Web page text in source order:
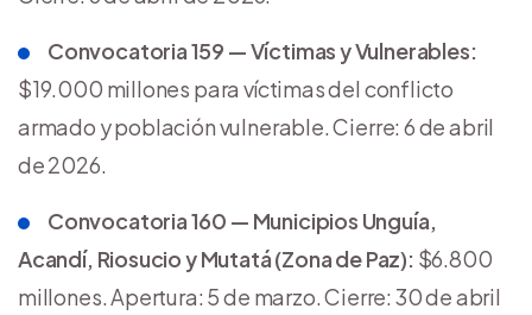
Convocatoria 159 — Víctimas y Vulnerables:
$19.000 millones para víctimas del conflicto
armado y población vulnerable. Cierre: 6 de abril
de 2026.
Convocatoria 160 — Municipios Unguía,
Acandí, Riosucio y Mutatá (Zona de Paz): $6.800
millones. Apertura: 5 de marzo. Cierre: 30 de abril